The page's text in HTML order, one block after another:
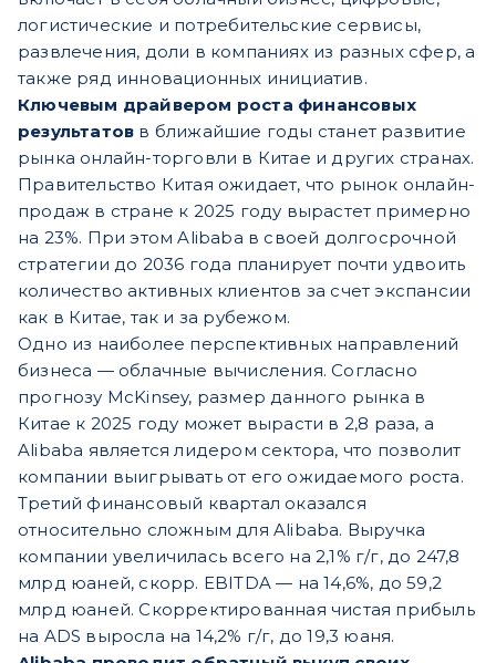
логистические и потребительские сервисы,
развлечения, доли в компаниях из разных сфер, а
также ряд инновационных инициатив.
Ключевым драйвером роста финансовых
результатов в ближайшие годы станет развитие
рынка онлайн-торговли в Китае и других странах.
Правительство Китая ожидает, что рынок онлайн-
продаж в стране к 2025 году вырастет примерно
на 23%. При этом Alibaba в своей долгосрочной
стратегии до 2036 года планирует почти удвоить
количество активных клиентов за счет экспансии
как в Китае, так и за рубежом.
Одно из наиболее перспективных направлений
бизнеса — облачные вычисления. Согласно
прогнозу McKinsey, размер данного рынка в
Китае к 2025 году может вырасти в 2,8 раза, а
Alibaba является лидером сектора, что позволит
компании выигрывать от его ожидаемого роста.
Третий финансовый квартал оказался
относительно сложным для Alibaba. Выручка
компании увеличилась всего на 2,1% г/г, до 247,8
млрд юаней, скорр. EBITDA — на 14,6%, до 59,2
млрд юаней. Скорректированная чистая прибыль
на ADS выросла на 14,2% г/г, до 19,3 юаня.